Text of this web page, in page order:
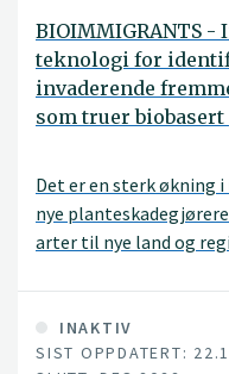
BIOIMMIGRANTS
teknologi for
invaderende
som truer
Det er en sterk økning
nye
arter til nye land og
av planter,
er med på å
kan etablere seg i nye
INAKTIV
SIST OPPDATERT: